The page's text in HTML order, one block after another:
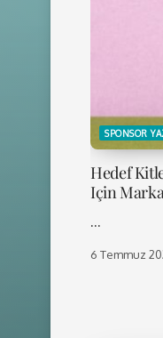
SPONSOR
Hedef
Için
...
6 Temmuz